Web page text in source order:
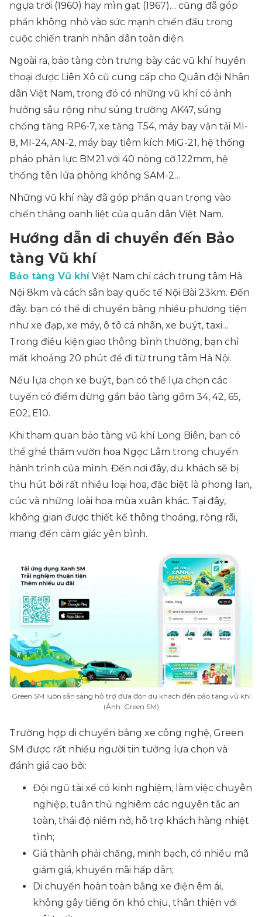
ngựa trời (1960) hay mìn gạt (1967)… cũng đã góp
phần không nhỏ vào sức mạnh chiến đấu trong
cuộc chiến tranh nhân dân toàn diện.
Ngoài ra, bảo tàng còn trưng bày các vũ khí huyền
thoại được Liên Xô cũ cung cấp cho Quân đội Nhân
dân Việt Nam, trong đó có những vũ khí có ảnh
hưởng sâu rộng như súng trường AK47, súng
chống tăng RP6-7, xe tăng T54, máy bay vận tải MI-
8, MI-24, AN-2, máy bay tiêm kích MiG-21, hệ thống
pháo phản lực BM21 với 40 nòng cỡ 122mm, hệ
thống tên lửa phòng không SAM-2…
Những vũ khí này đã góp phần quan trọng vào
chiến thắng oanh liệt của quân dân Việt Nam.
Hướng dẫn di chuyển đến Bảo
tàng Vũ khí
Bảo tàng Vũ khíViệt Nam chỉ cách trung tâm Hà
Nội 8km và cách sân bay quốc tế Nội Bài 23km. Đến
đây. bạn có thể di chuyển bằng nhiều phương tiện
như xe đạp, xe máy, ô tô cá nhân, xe buýt, taxi…
Trong điều kiện giao thông bình thường, bạn chỉ
mất khoảng 20 phút để đi từ trung tâm Hà Nội.
Nếu lựa chọn xe buýt, bạn có thể lựa chọn các
tuyến có điểm dừng gần bảo tàng gồm 34, 42, 65,
E02, E10.
Khi tham quan bảo tàng vũ khí Long Biên, bạn có
thể ghé thăm vườn hoa Ngọc Lâm trong chuyến
hành trình của mình. Đến nơi đây, du khách sẽ bị
thu hút bởi rất nhiều loại hoa, đặc biệt là phong lan,
cúc và những loài hoa mùa xuân khác. Tại đây,
không gian được thiết kế thông thoáng, rộng rãi,
mang đến cảm giác yên bình.
Green SM luôn sẵn sàng hỗ trợ đưa đón du khách đến bảo tàng vũ khí
(Ảnh: Green SM)
Trường hợp di chuyển bằng xe công nghệ, Green
SM được rất nhiều người tin tưởng lựa chọn và
đánh giá cao bởi:
Đội ngũ tài xế có kinh nghiệm, làm việc chuyên
nghiệp, tuân thủ nghiêm các nguyên tắc an
toàn, thái độ niềm nở, hỗ trợ khách hàng nhiệt
tình;
Giá thành phải chăng, minh bạch, có nhiều mã
giảm giá, khuyến mãi hấp dẫn;
Di chuyển hoàn toàn bằng xe điện êm ái,
không gây tiếng ồn khó chịu, thân thiện với